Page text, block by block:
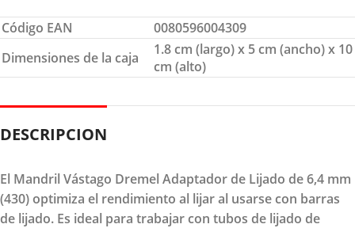
Código EAN
0080596004309
Dimensiones de la caja
1.8 cm (largo) x 5 cm (ancho) x 10
cm (alto)
DESCRIPCION
El Mandril Vástago Dremel Adaptador de Lijado de 6,4 mm
(430) optimiza el rendimiento al lijar al usarse con barras
de lijado. Es ideal para trabajar con tubos de lijado de